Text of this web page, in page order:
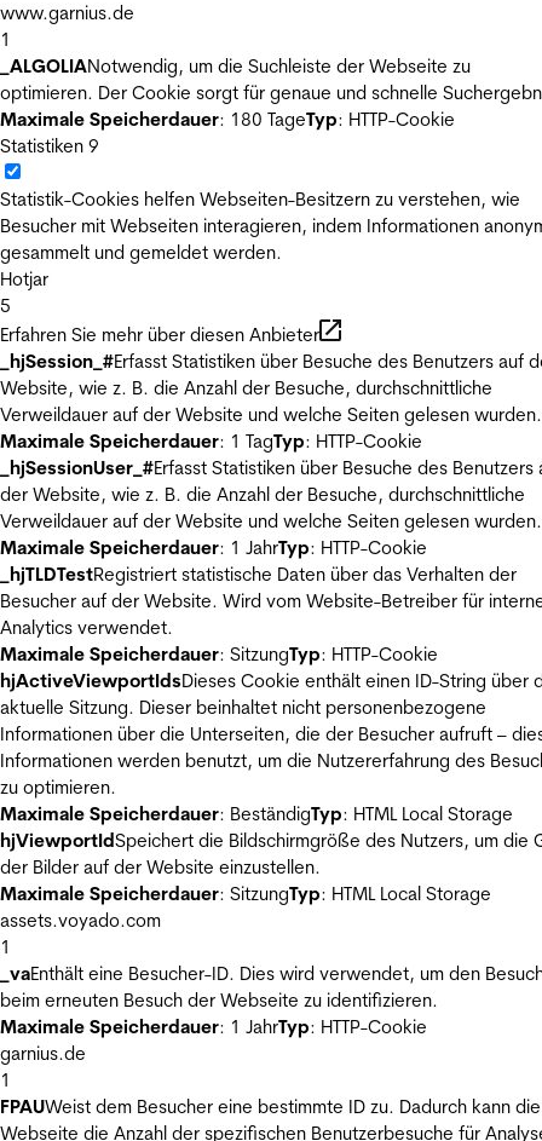
www.garnius.de
1
_ALGOLIANotwendig, um die Suchleiste der Webseite zu
optimieren. Der Cookie sorgt für genaue und schnelle
Maximale Speicherdauer: 180 TageTyp: HTTP-Cookie
Statistiken 9
Statistik-Cookies helfen Webseiten-Besitzern zu verstehen, wie
Besucher mit Webseiten interagieren, indem Informationen
gesammelt und gemeldet werden.
Hotjar
5
Erfahren Sie mehr über diesen Anbieter
_hjSession_#Erfasst Statistiken über Besuche des Benutzers auf
Website, wie z. B. die Anzahl der Besuche, durchschnittliche
Verweildauer auf der Website und welche Seiten gelesen wurden.
Maximale Speicherdauer: 1 TagTyp: HTTP-Cookie
_hjSessionUser_#Erfasst Statistiken über Besuche des Benutzers
der Website, wie z. B. die Anzahl der Besuche, durchschnittliche
Verweildauer auf der Website und welche Seiten gelesen wurden.
Maximale Speicherdauer: 1 JahrTyp: HTTP-Cookie
_hjTLDTestRegistriert statistische Daten über das Verhalten der
Besucher auf der Website. Wird vom Website-Betreiber für
Analytics verwendet.
Maximale Speicherdauer: SitzungTyp: HTTP-Cookie
hjActiveViewportIdsDieses Cookie enthält einen ID-String über
aktuelle Sitzung. Dieser beinhaltet nicht personenbezogene
Informationen über die Unterseiten, die der Besucher aufruft –
Informationen werden benutzt, um die Nutzererfahrung des
zu optimieren.
Maximale Speicherdauer: BeständigTyp: HTML Local Storage
hjViewportIdSpeichert die Bildschirmgröße des Nutzers, um die
der Bilder auf der Website einzustellen.
Maximale Speicherdauer: SitzungTyp: HTML Local Storage
assets.voyado.com
1
_vaEnthält eine Besucher-ID. Dies wird verwendet, um den
beim erneuten Besuch der Webseite zu identifizieren.
Maximale Speicherdauer: 1 JahrTyp: HTTP-Cookie
garnius.de
1
FPAUWeist dem Besucher eine bestimmte ID zu. Dadurch kann die
Webseite die Anzahl der spezifischen Benutzerbesuche für